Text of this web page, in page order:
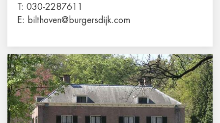
T: 030-2287611
E:
bilthoven@burgersdijk.com